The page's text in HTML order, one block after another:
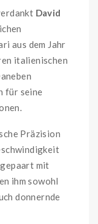
David
aus dem Jahr
italienischen
für seine
Präzision
mit
ihm sowohl
donnernde